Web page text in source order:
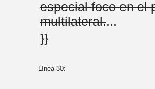
especial foco en el
multilateral....
}}
Línea 30: